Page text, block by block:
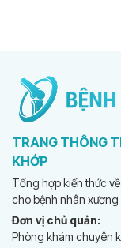
TRANG THÔNG
KHỚP
Tổng hợp kiến thức
cho bệnh nhân xương
Đơn vị chủ quản:
Phòng khám chuyên